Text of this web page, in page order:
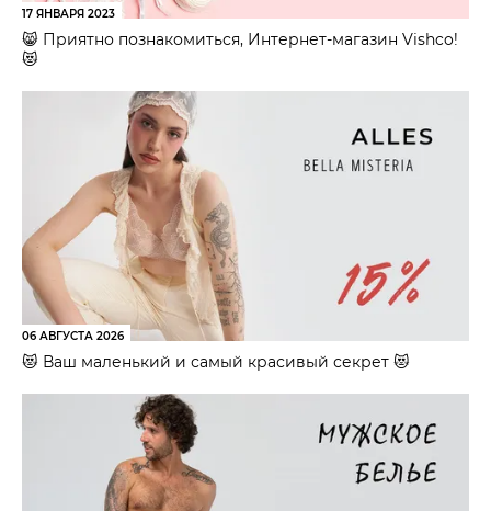
17 ЯНВАРЯ 2023
😸 Приятно познакомиться, Интернет-магазин Vishco!
😻
06 АВГУСТА 2026
😻 Ваш маленький и самый красивый секрет 😻